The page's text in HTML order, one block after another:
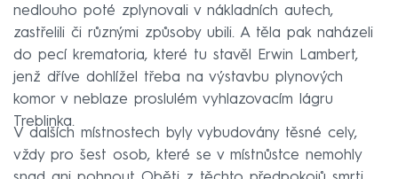
nedlouho poté zplynovali v nákladních autech,
zastřelili či různými způsoby ubili. A těla pak naházeli
do pecí krematoria, které tu stavěl Erwin Lambert,
jenž dříve dohlížel třeba na výstavbu plynových
komor v neblaze proslulém vyhlazovacím lágru
Treblinka.
V dalších místnostech byly vybudovány těsné cely,
vždy pro šest osob, které se v místnůstce nemohly